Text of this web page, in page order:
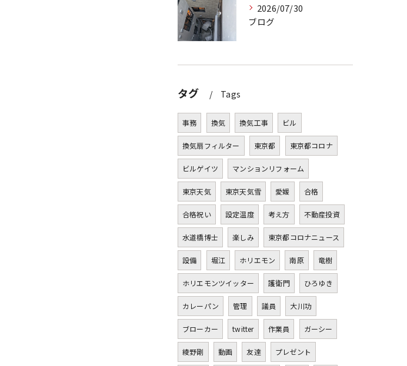
2026/07/30
ブログ
タグ Tags
事務 換気 換気工事 ビル
換気扇フィルター 東京都 東京都コロナ
ビルゲイツ マンションリフォーム
東京天気 東京天気雪 愛媛 合格
合格祝い 設定温度 考え方 不動産投資
水道橋博士 楽しみ 東京都コロナニュース
設備 堀江 ホリエモン 南原 竜樹
ホリエモンツイッター 護衛門 ひろゆき
カレーパン 管理 議員 大川功
ブローカー twitter 作業員 ガーシー
綾野剛 動画 友達 プレゼント